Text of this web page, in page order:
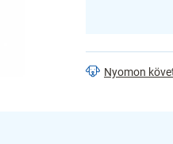
Nyomon